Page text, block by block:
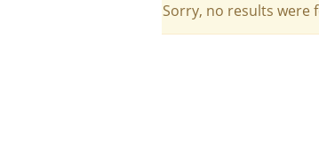
Sorry, no results were